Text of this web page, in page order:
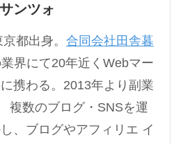
サンツォ
都出身。 合同会社田舎暮
界にて20年近くWebマー
携わる。2013年より副業
複数のブログ・SNSを運
、ブログやアフィリエ イ